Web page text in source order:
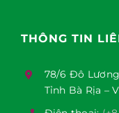
THÔNG TIN
78/6 Đô Lương
Tỉnh Bà Rịa –